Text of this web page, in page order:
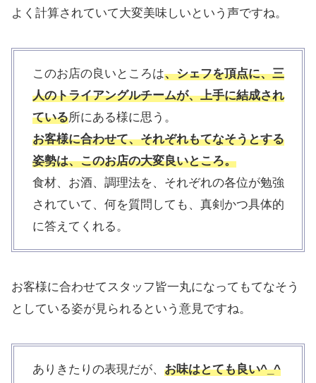
よく計算されていて大変美味しいという声ですね。
このお店の良いところは、シェフを頂点に、三
人のトライアングルチームが、上手に結成され
ている所にある様に思う。
お客様に合わせて、それぞれもてなそうとする
姿勢は、このお店の大変良いところ。
食材、お酒、調理法を、それぞれの各位が勉強
されていて、何を質問しても、真剣かつ具体的
に答えてくれる。
お客様に合わせてスタッフ皆一丸になってもてなそう
としている姿が見られるという意見ですね。
ありきたりの表現だが、 お味はとても良い^_^